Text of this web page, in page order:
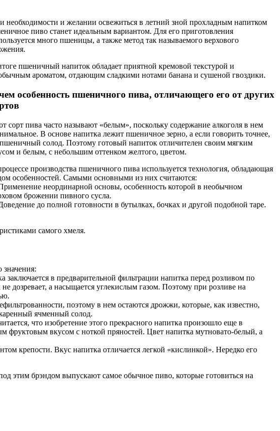
необходимости и желании освежиться в летний зной прохладным напитком
пиво станет идеальным вариантом. Для его приготовления
много пшеницы, а также метод так называемого верхового
пшеничный напиток обладает приятной кремовой текстурой и
ароматом, отдающим сладкими нотами банана и сушеной гвоздики.
особенность пшеничного пива, отличающего его от других
сорт пива часто называют «белым», поскольку содержание алкоголя в нем
В основе напитка лежит пшеничное зерно, а если говорить точнее,
солод. Поэтому готовый напиток отличителен своим мягким
и белым, с небольшим оттенком желтого, цветом.
производства пшеничного пива используется технология, обладающая
особенностей. Самыми основными из них считаются:
неординарной основы, особенность которой в необычном
брожении пивного сусла.
до полной готовности в бутылках, бочках и другой подобной таре.
самого хмеля.
значения:
заключается в предварительной фильтрации напитка перед розливом по
дозревает, а насыщается углекислым газом. Поэтому при розливе на
поэтому в нем остаются дрожжи, которые, как известно,
ячменный солод.
что изобретение этого прекрасного напитка произошло еще в
фруктовым вкусом с ноткой пряностей. Цвет напитка мутновато-белый, а
крепости. Вкус напитка отличается легкой «кислинкой». Нередко его
этим брэндом выпускают самое обычное пиво, которые готовиться на